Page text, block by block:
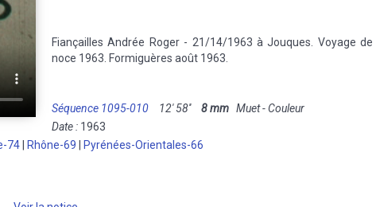
Fiançailles Andrée Roger - 21/14/1963 à Jouques. Voyage de
noce 1963. Formiguères août 1963.
Séquence 1095-010 12' 58'' 8 mm Muet - Couleur
Date : 1963
74 Rhône-69 Pyrénées-Orientales-66